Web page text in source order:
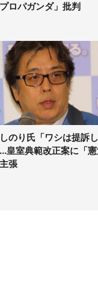
プロパガンダ」批判
のり氏「ワシは提訴
皇室典範改正案に「
張